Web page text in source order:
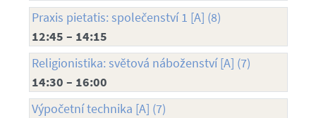
Praxis pietatis: společenství 1 [A] (8)
12:45 – 14:15
Religionistika: světová náboženství [A] (7)
14:30 – 16:00
Výpočetní technika [A] (7)